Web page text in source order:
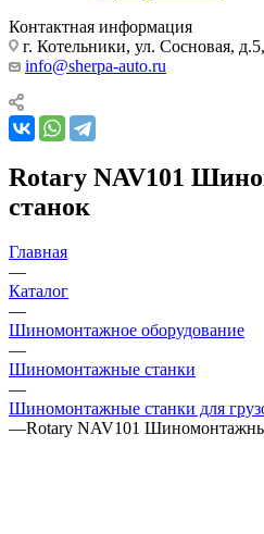
Контактная информация
г. Котельники, ул. Сосновая,
info@sherpa-auto.ru
Rotary NAV101
станок
Главная
—
Каталог
—
Шиномонтажное оборудование
—
Шиномонтажные станки
—
Шиномонтажные станки для
—Rotary NAV101